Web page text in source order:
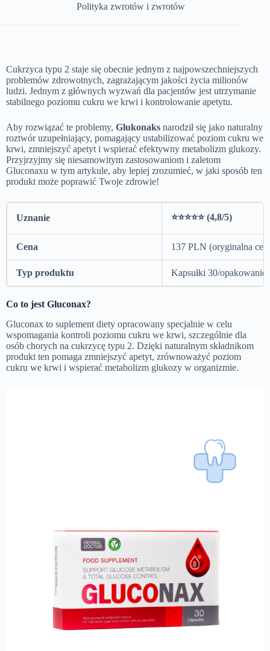
Polityka zwrotów i zwrotów
Cukrzyca typu 2 staje się obecnie jednym z najpowszechniejszych
problemów zdrowotnych, zagrażającym jakości życia milionów
ludzi. Jednym z głównych wyzwań dla pacjentów jest utrzymanie
stabilnego poziomu cukru we krwi i kontrolowanie apetytu.
Aby rozwiązać te problemy, Glukonaks narodził się jako naturalny
roztwór uzupełniający, pomagający ustabilizować poziom cukru we
krwi, zmniejszyć apetyt i wspierać efektywny metabolizm glukozy.
Przyjrzyjmy się niesamowitym zastosowaniom i zaletom
Gluconaxu w tym artykule, aby lepiej zrozumieć, w jaki sposób ten
produkt może poprawić Twoje zdrowie!
Uznanie ⭐⭐⭐⭐⭐ (4,8/5)
Cena 137 PLN (oryginalna
Typ produktu Kapsułki 30/opakowanie
Co to jest Gluconax?
Gluconax to suplement diety opracowany specjalnie w celu
wspomagania kontroli poziomu cukru we krwi, szczególnie dla
osób chorych na cukrzycę typu 2. Dzięki naturalnym składnikom
produkt ten pomaga zmniejszyć apetyt, zrównoważyć poziom
cukru we krwi i wspierać metabolizm glukozy w organizmie.